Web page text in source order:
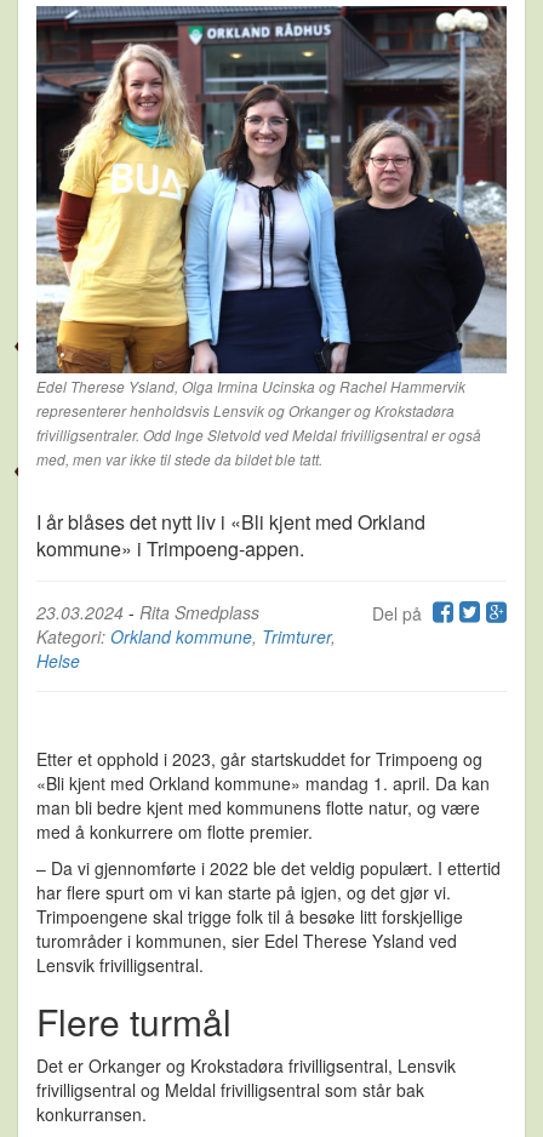
Edel Therese Ysland, Olga Irmina Ucinska og Rachel Hammervik
representerer henholdsvis Lensvik og Orkanger og Krokstadøra
frivilligsentraler. Odd Inge Sletvold ved Meldal frivilligsentral er også
med, men var ikke til stede da bildet ble tatt.
I år blåses det nytt liv i «Bli kjent med Orkland
kommune» i Trimpoeng-appen.
Del på
23.03.2024 - Rita Smedplass
Kategori: Orkland kommune, Trimturer,
Helse
Etter et opphold i 2023, går startskuddet for Trimpoeng og
«Bli kjent med Orkland kommune» mandag 1. april. Da kan
man bli bedre kjent med kommunens flotte natur, og være
med å konkurrere om flotte premier.
– Da vi gjennomførte i 2022 ble det veldig populært. I ettertid
har flere spurt om vi kan starte på igjen, og det gjør vi.
Trimpoengene skal trigge folk til å besøke litt forskjellige
turområder i kommunen, sier Edel Therese Ysland ved
Lensvik frivilligsentral.
Flere turmål
Det er Orkanger og Krokstadøra frivilligsentral, Lensvik
frivilligsentral og Meldal frivilligsentral som står bak
konkurransen.